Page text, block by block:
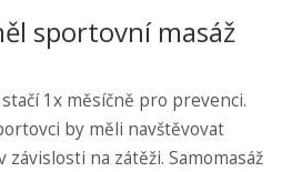
sportovní masáž
1x měsíčně pro prevenci.
by měli navštěvovat
na zátěži. Samomasáž